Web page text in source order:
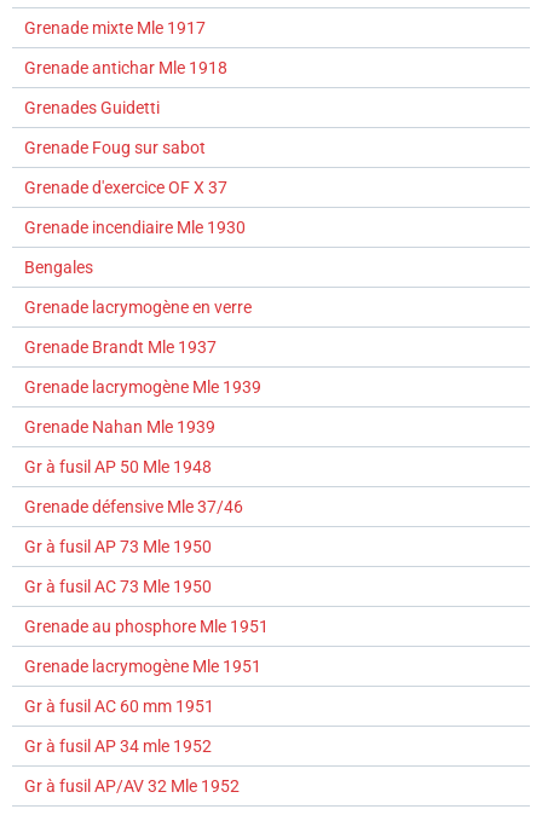
Grenade mixte Mle 1917
Grenade antichar Mle 1918
Grenades Guidetti
Grenade Foug sur sabot
Grenade d'exercice OF X 37
Grenade incendiaire Mle 1930
Bengales
Grenade lacrymogène en verre
Grenade Brandt Mle 1937
Grenade lacrymogène Mle 1939
Grenade Nahan Mle 1939
Gr à fusil AP 50 Mle 1948
Grenade défensive Mle 37/46
Gr à fusil AP 73 Mle 1950
Gr à fusil AC 73 Mle 1950
Grenade au phosphore Mle 1951
Grenade lacrymogène Mle 1951
Gr à fusil AC 60 mm 1951
Gr à fusil AP 34 mle 1952
Gr à fusil AP/AV 32 Mle 1952